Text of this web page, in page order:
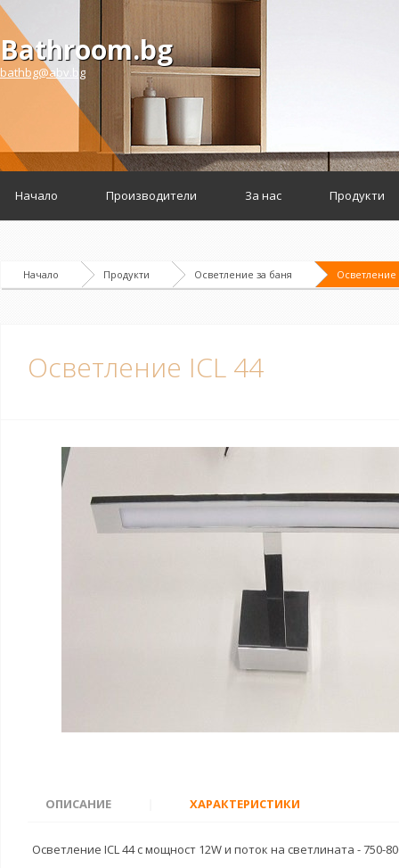
Bathroom.bg
bathbg@abv.bg
Начало Производители За нас Продукти
Начало Продукти Осветление за баня Осветление
Осветление ICL 44
ОПИСАНИЕ ХАРАКТЕРИСТИКИ
Осветление ICL 44 с мощност 12W и поток на светлината - 750-